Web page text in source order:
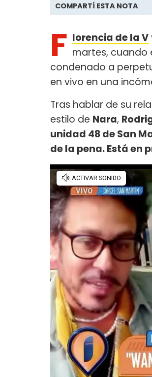
COMPARTÍ ESTA NOTA
F lorencia de la V
martes, cuando
condenado a
en vivo en una
Tras hablar de su
estilo de Nara,
unidad 48 de San
de la pena. Está en